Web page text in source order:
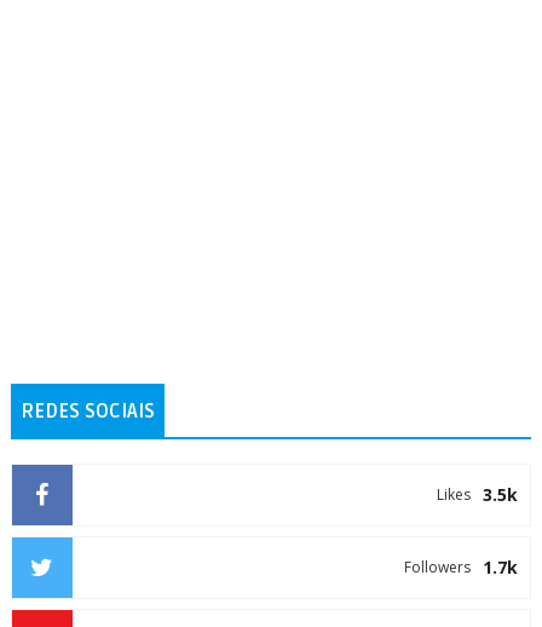
REDES SOCIAIS
3.5k
Likes
1.7k
Followers